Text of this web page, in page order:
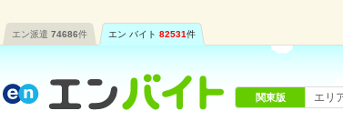
エン派遣 74686件 エン バイト 82531件
関東版 エリ